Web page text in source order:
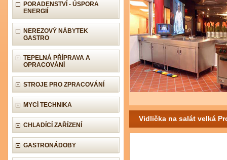
PORADENSTVÍ - ÚSPORA
ENERGIÍ
NEREZOVÝ NÁBYTEK
GASTRO
TEPELNÁ PŘÍPRAVA A
OPRACOVÁNÍ
STROJE PRO ZPRACOVÁNÍ
MYCÍ TECHNIKA
CHLADÍCÍ ZAŘÍZENÍ
GASTRONÁDOBY
Vidlička na salát velká